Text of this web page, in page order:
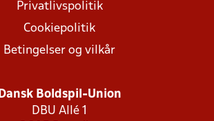
Privatlivspolitik
Cookiepolitik
Betingelser og vilkår
Dansk Boldspil-Union
DBU Allé 1